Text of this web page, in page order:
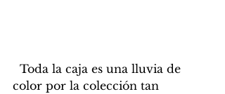
color por la colección tan